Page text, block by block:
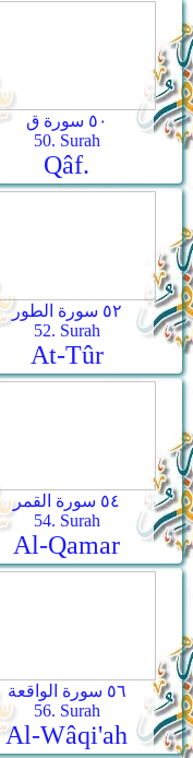
٥٠ سورة ق
50. Surah
Qâf.
٥٢ سورة الطور
52. Surah
At-Tûr
٥٤ سورة القمر
54. Surah
Al-Qamar
٥٦ سورة الواقعة
56. Surah
Al-Wâqi'ah